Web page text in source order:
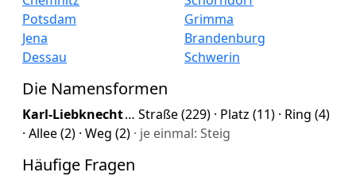
Potsdam
Jena
Dessau
Grimma
Brandenburg
Schwerin
Die Namensformen
Karl-Liebknecht… Straße (229) · Platz (11) · Ring (4)
· Allee (2) · Weg (2) · je einmal: Steig
Häufige Fragen